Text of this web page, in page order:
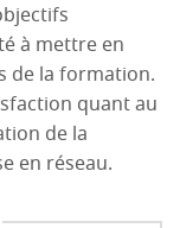
à mettre en
de la formation.
quant au
de la
en réseau.